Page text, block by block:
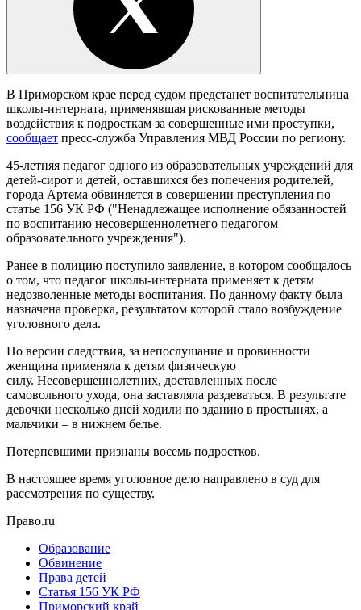
В Приморском крае перед судом предстанет воспитательница
школы-интерната, применявшая рискованные методы
воздействия к подросткам за совершенные ими проступки,
сообщает пресс-служба Управления МВД России по региону.
45-летняя педагог одного из образовательных учреждений для
детей-сирот и детей, оставшихся без попечения родителей,
города Артема обвиняется в совершении преступления по
статье 156 УК РФ ("Ненадлежащее исполнение обязанностей
по воспитанию несовершеннолетнего педагогом
образовательного учреждения").
Ранее в полицию поступило заявление, в котором сообщалось
о том, что педагог школы-интерната применяет к детям
недозволенные методы воспитания. По данному факту была
назначена проверка, результатом которой стало возбуждение
уголовного дела.
По версии следствия, за непослушание и провинности
женщина применяла к детям физическую
силу. Несовершеннолетних, доставленных после
самовольного ухода, она заставляла раздеваться. В результате
девочки несколько дней ходили по зданию в простынях, а
мальчики – в нижнем белье.
Потерпевшими признаны восемь подростков.
В настоящее время уголовное дело направлено в суд для
рассмотрения по существу.
Право.ru
Образование
Обвинение
Права детей
Статья 156 УК РФ
Приморский край